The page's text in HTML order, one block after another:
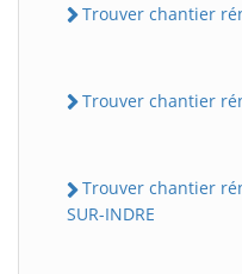
Trouver chantier
Trouver chantier
Trouver chantier
SUR-INDRE